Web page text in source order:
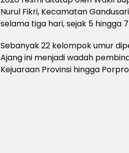
Nurul Fikri, Kecamatan
selama tiga hari, sejak 5 hingga
Sebanyak 22 kelompok umur
Ajang ini menjadi wadah
Kejuaraan Provinsi hingga